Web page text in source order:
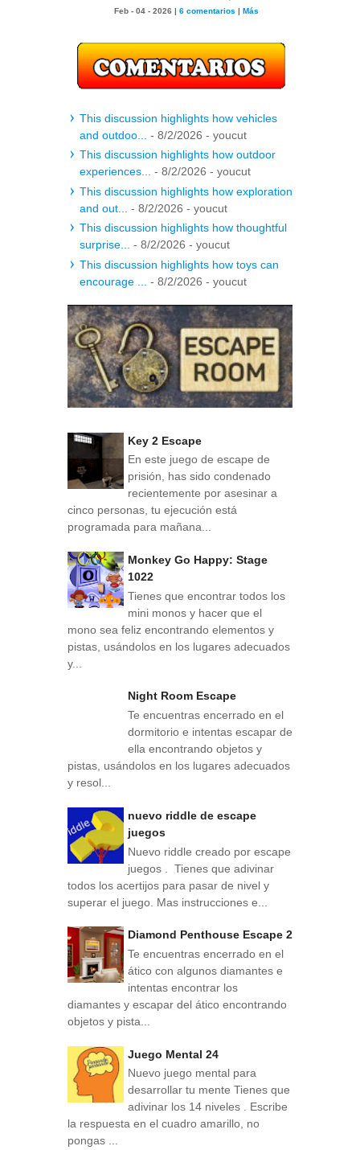
Feb - 04 - 2026 | 6 comentarios | Más
This discussion highlights how vehicles
and outdoo...
- 8/2/2026 - youcut
This discussion highlights how outdoor
experiences... - 8/2/2026 - youcut
This discussion highlights how exploration
and out...
- 8/2/2026 - youcut
This discussion highlights how thoughtful
surprise... - 8/2/2026 - youcut
This discussion highlights how toys can
encourage ...
- 8/2/2026 - youcut
Key 2 Escape
En este juego de escape de
prisión, has sido condenado
recientemente por asesinar a
cinco personas, tu ejecución está
programada para mañana...
Monkey Go Happy: Stage
1022
Tienes que encontrar todos los
mini monos y hacer que el
mono sea feliz encontrando elementos y
pistas, usándolos en los lugares adecuados
y...
Night Room Escape
Te encuentras encerrado en el
dormitorio e intentas escapar de
ella encontrando objetos y
pistas, usándolos en los lugares adecuados
y resol...
nuevo riddle de escape
juegos
Nuevo riddle creado por escape
juegos . Tienes que adivinar
todos los acertijos para pasar de nivel y
superar el juego. Mas instrucciones e...
Diamond Penthouse Escape 2
Te encuentras encerrado en el
ático con algunos diamantes e
intentas encontrar los
diamantes y escapar del ático encontrando
objetos y pista...
Juego Mental 24
Nuevo juego mental para
desarrollar tu mente Tienes que
adivinar los 14 niveles . Escribe
la respuesta en el cuadro amarillo, no
pongas ...